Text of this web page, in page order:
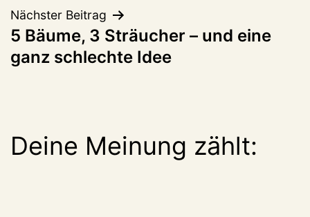
Nächster Beitrag
5 Bäume, 3 Sträucher – und eine
ganz schlechte Idee
Deine Meinung zählt: